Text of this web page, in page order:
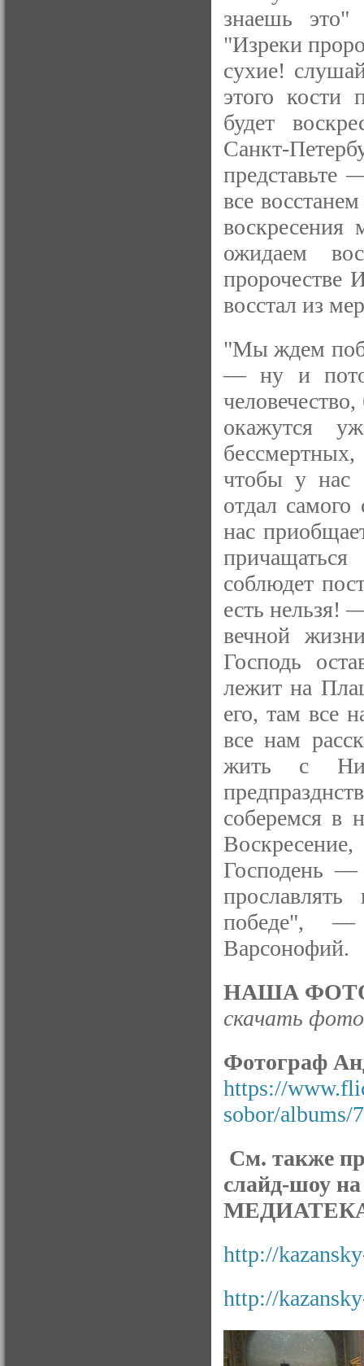
знаешь это"
"Изреки
сухие!
этого
будет
Санкт-
представьте
все
ожидаем
пророчестве
восстал из
"Мы ждем
— ну и
окажутся
чтобы у нас
отдал
нас
соблюдет
есть нельзя!
вечной
Господь
лежит на
его, там все
все нам
жить с
соберемся в
Господень
победе", —
Варсонофий.
НАША
скачать фото
Фотограф
https://
sobor/albums/
См. также
слайд-шоу
http://
http://